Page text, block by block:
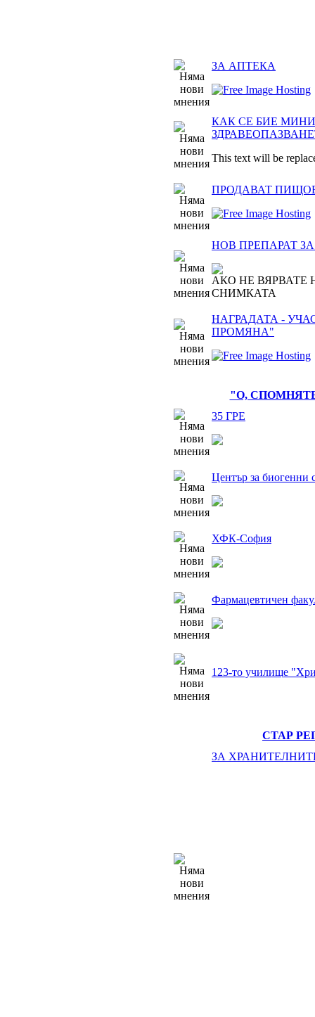
ЗА АПТЕКА
КАК СЕ БИЕ
This text will be
ПРОДАВАТ
НОВ ПРЕПАРАТ
АКО НЕ ВЯРВАТЕ
СНИМКАТА
НАГРАДАТА -
ПРОМЯНА"
"О,
35 ГРЕ
Център за биогенни
ХФК-София
Фармацевтичен
123-то училище
СТАР
ЗА